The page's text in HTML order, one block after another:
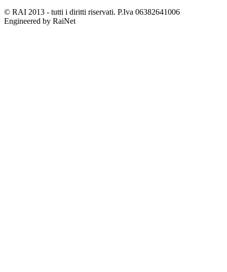
© RAI 2013 - tutti i diritti riservati. P.Iva 06382641006
Engineered by RaiNet